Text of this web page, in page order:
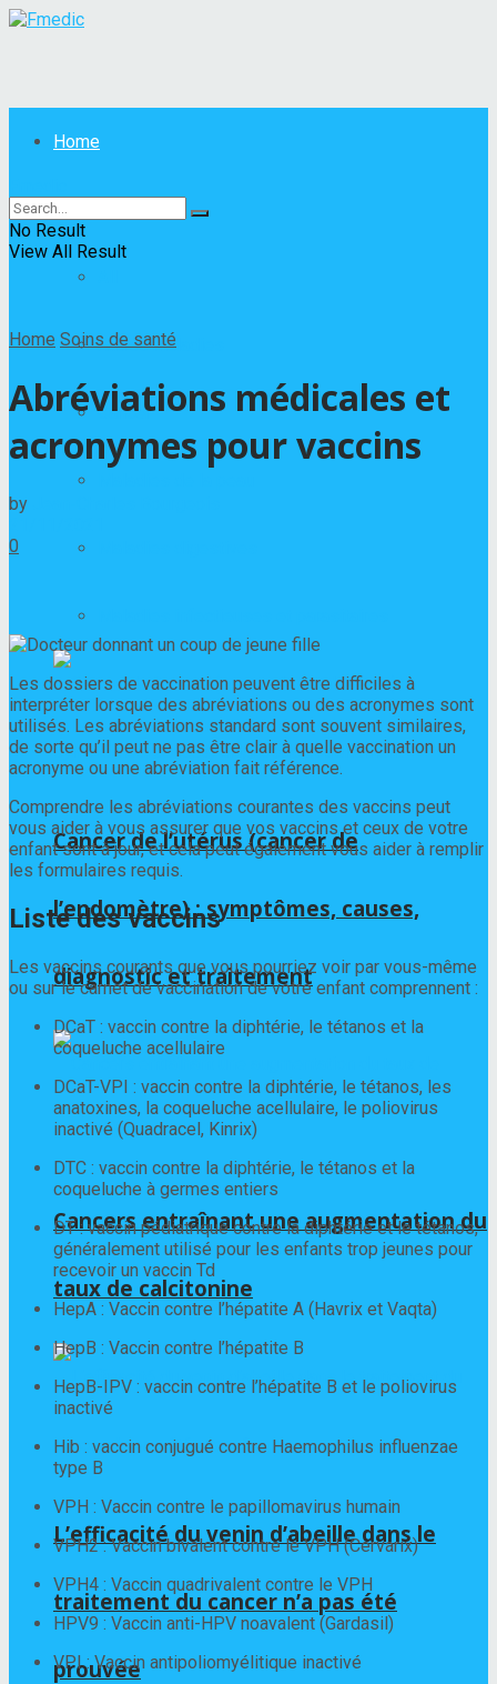
Home
Maladies
Autres maladies
Cancer
Cancer de l’utérus (cancer de
l’endomètre) : symptômes, causes,
diagnostic et traitement
Cancers entraînant une augmentation du
taux de calcitonine
L’efficacité du venin d’abeille dans le
traitement du cancer n’a pas été
prouvée
No Result
View All Result
Home Soins de santé
Abréviations médicales et
acronymes pour vaccins
by
0
Les dossiers de vaccination peuvent être difficiles à
interpréter lorsque des abréviations ou des acronymes sont
utilisés. Les abréviations standard sont souvent similaires,
de sorte qu’il peut ne pas être clair à quelle vaccination un
acronyme ou une abréviation fait référence.
Comprendre les abréviations courantes des vaccins peut
vous aider à vous assurer que vos vaccins et ceux de votre
enfant sont à jour, et cela peut également vous aider à remplir
les formulaires requis.
Liste des vaccins
Les vaccins courants que vous pourriez voir par vous-même
ou sur le carnet de vaccination de votre enfant comprennent :
DCaT : vaccin contre la diphtérie, le tétanos et la
coqueluche acellulaire
DCaT-VPI : vaccin contre la diphtérie, le tétanos, les
anatoxines, la coqueluche acellulaire, le poliovirus
inactivé (Quadracel, Kinrix)
DTC : vaccin contre la diphtérie, le tétanos et la
coqueluche à germes entiers
DT : vaccin pédiatrique contre la diphtérie et le tétanos,
généralement utilisé pour les enfants trop jeunes pour
recevoir un vaccin Td
HepA : Vaccin contre l’hépatite A (Havrix et Vaqta)
HepB : Vaccin contre l’hépatite B
HepB-IPV : vaccin contre l’hépatite B et le poliovirus
inactivé
Hib : vaccin conjugué contre Haemophilus influenzae
type B
VPH : Vaccin contre le papillomavirus humain
VPH2 : Vaccin bivalent contre le VPH (Cervarix)
VPH4 : Vaccin quadrivalent contre le VPH
HPV9 : Vaccin anti-HPV noavalent (Gardasil)
VPI : Vaccin antipoliomyélitique inactivé